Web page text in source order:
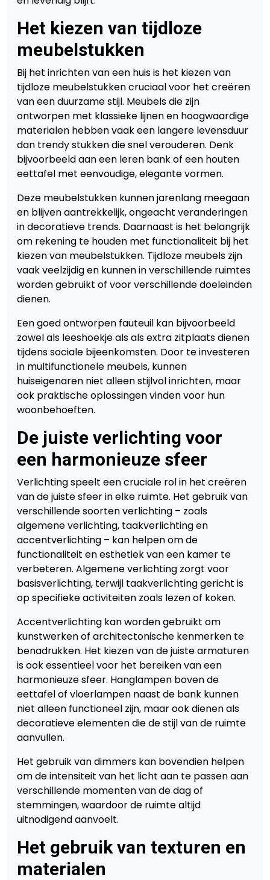
Het kiezen van tijdloze
meubelstukken
Bij het inrichten van een huis is het kiezen van
tijdloze meubelstukken cruciaal voor het creëren
van een duurzame stijl. Meubels die zijn
ontworpen met klassieke lijnen en hoogwaardige
materialen hebben vaak een langere levensduur
dan trendy stukken die snel verouderen. Denk
bijvoorbeeld aan een leren bank of een houten
eettafel met eenvoudige, elegante vormen.
Deze meubelstukken kunnen jarenlang meegaan
en blijven aantrekkelijk, ongeacht veranderingen
in decoratieve trends. Daarnaast is het belangrijk
om rekening te houden met functionaliteit bij het
kiezen van meubelstukken. Tijdloze meubels zijn
vaak veelzijdig en kunnen in verschillende ruimtes
worden gebruikt of voor verschillende doeleinden
dienen.
Een goed ontworpen fauteuil kan bijvoorbeeld
zowel als leeshoekje als als extra zitplaats dienen
tijdens sociale bijeenkomsten. Door te investeren
in multifunctionele meubels, kunnen
huiseigenaren niet alleen stijlvol inrichten, maar
ook praktische oplossingen vinden voor hun
woonbehoeften.
De juiste verlichting voor
een harmonieuze sfeer
Verlichting speelt een cruciale rol in het creëren
van de juiste sfeer in elke ruimte. Het gebruik van
verschillende soorten verlichting – zoals
algemene verlichting, taakverlichting en
accentverlichting – kan helpen om de
functionaliteit en esthetiek van een kamer te
verbeteren. Algemene verlichting zorgt voor
basisverlichting, terwijl taakverlichting gericht is
op specifieke activiteiten zoals lezen of koken.
Accentverlichting kan worden gebruikt om
kunstwerken of architectonische kenmerken te
benadrukken. Het kiezen van de juiste armaturen
is ook essentieel voor het bereiken van een
harmonieuze sfeer. Hanglampen boven de
eettafel of vloerlampen naast de bank kunnen
niet alleen functioneel zijn, maar ook dienen als
decoratieve elementen die de stijl van de ruimte
aanvullen.
Het gebruik van dimmers kan bovendien helpen
om de intensiteit van het licht aan te passen aan
verschillende momenten van de dag of
stemmingen, waardoor de ruimte altijd
uitnodigend aanvoelt.
Het gebruik van texturen en
materialen